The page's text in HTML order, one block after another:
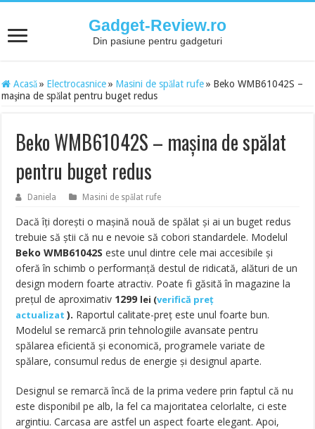
Gadget-Review.ro
Din pasiune pentru gadgeturi
Acasă » Electrocasnice » Masini de spălat rufe » Beko WMB61042S –
maşina de spălat pentru buget redus
Beko WMB61042S – maşina de spălat
pentru buget redus
Daniela Masini de spălat rufe
Dacă îți doreşti o maşină nouă de spălat şi ai un buget redus
trebuie să ştii că nu e nevoie să cobori standardele. Modelul
Beko WMB61042S este unul dintre cele mai accesibile şi
oferă în schimb o performanță destul de ridicată, alături de un
design modern foarte atractiv. Poate fi găsită în magazine la
prețul de aproximativ 1299 lei (verifică preț
actualizat ). Raportul calitate-preț este unul foarte bun.
Modelul se remarcă prin tehnologiile avansate pentru
spălarea eficientă şi economică, programele variate de
spălare, consumul redus de energie şi designul aparte.
Designul se remarcă încă de la prima vedere prin faptul că nu
este disponibil pe alb, la fel ca majoritatea celorlalte, ci este
argintiu. Carcasa are astfel un aspect foarte elegant. Apoi,